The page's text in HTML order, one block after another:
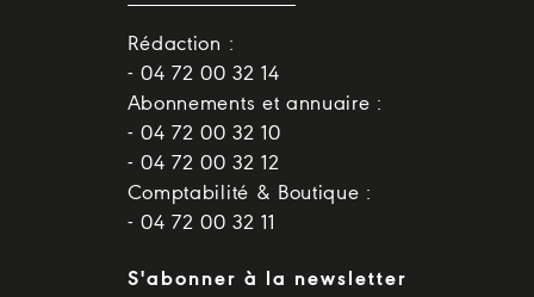
Rédaction :
- 04 72 00 32 14
Abonnements et annuaire :
- 04 72 00 32 10
- 04 72 00 32 12
Comptabilité & Boutique :
- 04 72 00 32 11
S'abonner à la newsletter